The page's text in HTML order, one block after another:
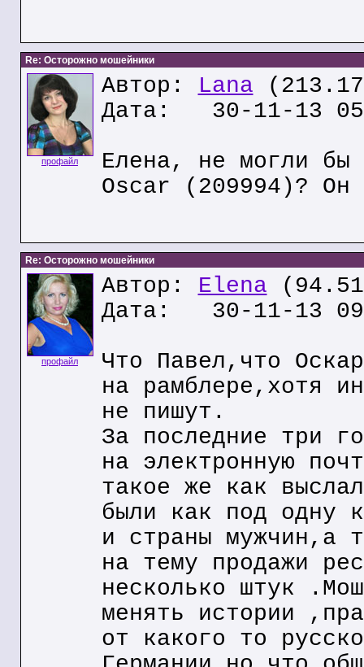
Re: Осторожно мошейники
профайл
Автор: Lana
Дата: 30-11-13
Елена, не могли бы
Oscar (209994)? Он
Re: Осторожно мошейники
профайл
Автор: Elena
Дата: 30-11-13
Что Павел,что
на рамблере,хотя
не пишут.
За последние три
на электронную
такое же как
были как под одну
и страны мужчин,а
на тему продажи
несколько штук
менять истории
от какого то